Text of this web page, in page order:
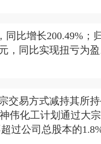
比增长200.49%；
，同比实现扭亏为盈
交易方式减持其所
伟化工计划通过大
过公司总股本的